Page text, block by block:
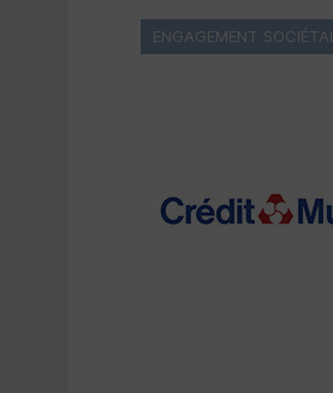
ENGAGEMENT SOCIÉTAL